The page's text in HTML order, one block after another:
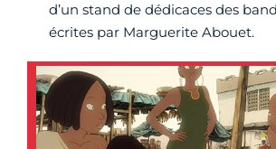
d’un stand de dédicaces des
écrites par Marguerite Abouet.